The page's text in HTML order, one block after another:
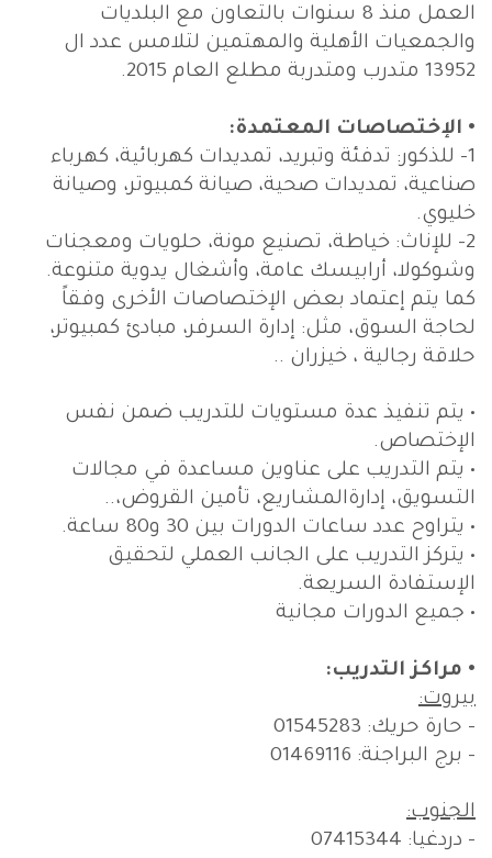
العمل منذ 8 سنوات بالتعاون مع البلديات
والجمعيات الأهلية والمهتمين لتلامس عدد ال
13952 متدرب ومتدربة مطلع العام 2015.
• الإختصاصات المعتمدة:
1- للذكور: تدفئة وتبريد، تمديدات كهربائية، كهرباء
صناعية، تمديدات صحية، صيانة كمبيوتر، وصيانة
خليوي.
2- للإناث: خياطة، تصنيع مونة، حلويات ومعجنات
وشوكولا، أرابيسك عامة، وأشغال يدوية متنوعة.
كما يتم إعتماد بعض الإختصاصات الأخرى وفقاً
لحاجة السوق، مثل: إدارة السرفر، مبادئ كمبيوتر،
حلاقة رجالية ، خيزران ..
• يتم تنفيذ عدة مستويات للتدريب ضمن نفس
الإختصاص.
• يتم التدريب على عناوين مساعدة في مجالات
التسويق، إدارةالمشاريع، تأمين القروض،..
• يتراوح عدد ساعات الدورات بين 30 و80 ساعة.
• يتركز التدريب على الجانب العملي لتحقيق
الإستفادة السريعة.
• جميع الدورات مجانية
• مراكز التدريب:
بيروت:
- حارة حريك: 01545283
- برج البراجنة: 01469116
الجنوب:
- دردغيا: 07415344